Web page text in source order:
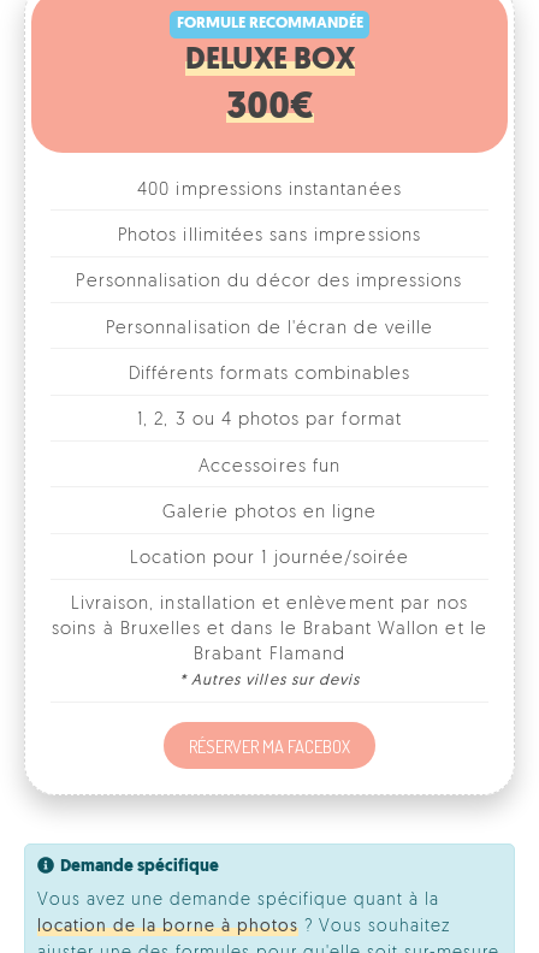
300€
400 impressions instantanées
Personnalisation du décor des impressions
Personnalisation de l'écran de veille
Différents formats combinables
1, 2, 3 ou 4 photos par format
soins à Bruxelles et dans le Brabant Wallon et le
* Autres villes sur devis
RÉSERVER MA FACEBOX
Demande spécifique
Vous avez une demande spécifique quant à la
location de la borne à photos ? Vous souhaitez